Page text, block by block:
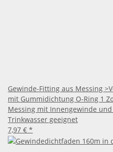
Gewinde-Fitting aus Messing
mit Gummidichtung O-Ring 1
Messing mit Innengewinde
Trinkwasser geeignet
7,97 € *